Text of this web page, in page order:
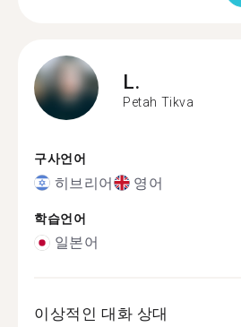
L.
Petah Tikva
구사언어
히브리어 영어
학습언어
일본어
이상적인 대화 상대